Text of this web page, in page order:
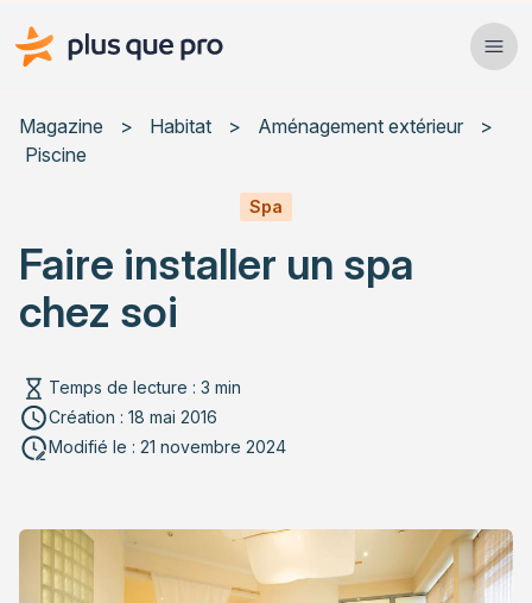
Plus que pro Mag'
Habitat
Rechercher un article
Magazine > Habitat > Aménagement extérieur
>
Piscine
Spa
Faire installer un spa
chez soi
Temps de lecture : 3 min
Création : 18 mai 2016
Modifié le : 21 novembre 2024